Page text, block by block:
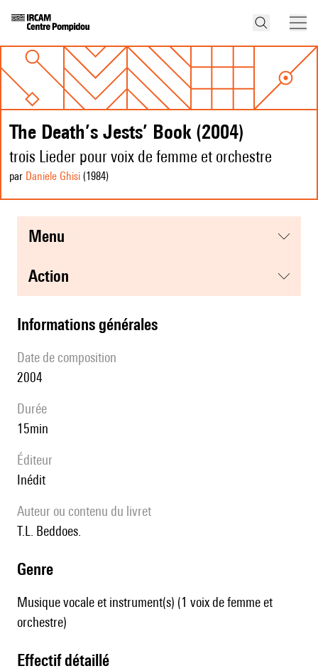
The Death’s Jests’ Book (2004)
trois Lieder pour voix de femme et orchestre
par Daniele Ghisi (1984)
menu
action
informations générales
date de composition
2004
durée
15min
éditeur
Inédit
Auteur ou contenu du livret
T.L. Beddoes.
genre
Musique vocale et instrument(s) (1 voix de femme et
orchestre)
effectif détaillé